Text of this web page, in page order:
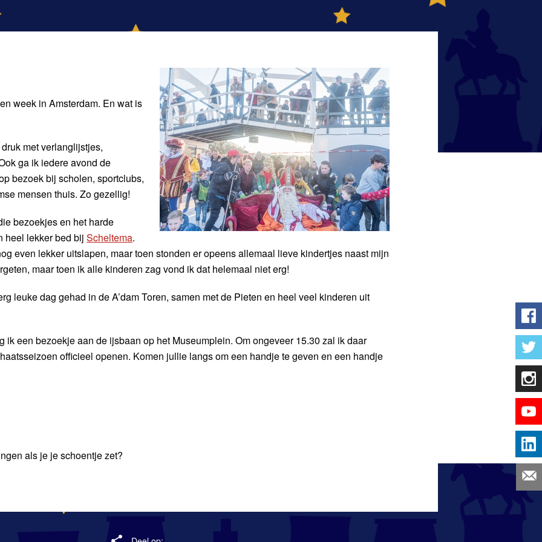
week in Amsterdam. En wat is
met verlanglijstjes,
ga ik iedere avond de
bezoek bij scholen, sportclubs,
mensen thuis. Zo gezellig!
bezoekjes en het harde
heel lekker bed bij Scheltema.
even lekker uitslapen, maar toen stonden er opeens allemaal lieve kindertjes naast mijn
maar toen ik alle kinderen zag vond ik dat helemaal niet erg!
leuke dag gehad in de A’dam Toren, samen met de Pieten en heel veel kinderen uit
ik een bezoekje aan de ijsbaan op het Museumplein. Om ongeveer 15.30 zal ik daar
officieel openen. Komen jullie langs om een handje te geven en een handje
als je je schoentje zet?